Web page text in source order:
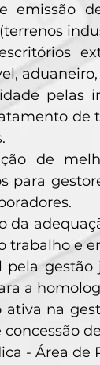
emissão
pelas
de
de
para
da
trabalho e
pela
a
ativa na
- Área de